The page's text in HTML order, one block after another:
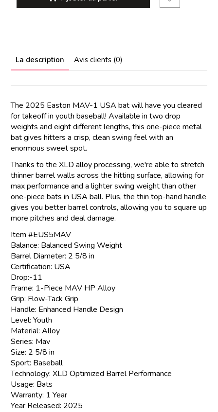
La description Avis clients (0)
The 2025 Easton MAV-1 USA bat will have you cleared
for takeoff in youth baseball! Available in two drop
weights and eight different lengths, this one-piece metal
bat gives hitters a crisp, clean swing feel with an
enormous sweet spot.
Thanks to the XLD alloy processing, we're able to stretch
thinner barrel walls across the hitting surface, allowing for
max performance and a lighter swing weight than other
one-piece bats in USA ball. Plus, the thin top-hand handle
gives you better barrel controls, allowing you to square up
more pitches and deal damage.
Item #EUS5MAV
Balance: Balanced Swing Weight
Barrel Diameter: 2 5/8 in
Certification: USA
Drop:-11
Frame: 1-Piece MAV HP Alloy
Grip: Flow-Tack Grip
Handle: Enhanced Handle Design
Level: Youth
Material: Alloy
Series: Mav
Size: 2 5/8 in
Sport: Baseball
Technology: XLD Optimized Barrel Performance
Usage: Bats
Warranty: 1 Year
Year Released: 2025